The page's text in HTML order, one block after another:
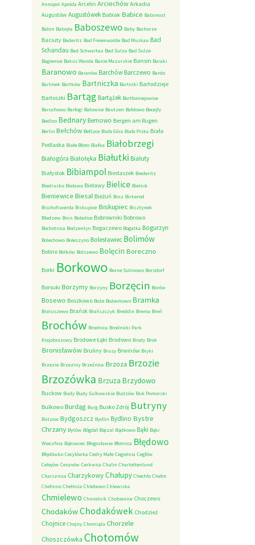
Annopol Apolda Arcelin Arciechów Arkadia
Augustów Augustówek Babiak Babice Babimost
Babin Babięta Baboszewo Baby Bachorze
Baciuty Baderitz Bad Freienwalde Bad Muskau Bad
Schandau Bad Schwartau Bad Sulza Bad Sulze
Bagienice Bakus Wanda Banie Mazurskie Bansin Baraki
Baranowo Baranów BarchówBarczewo Bardo
Barlinek Bartków Bartniczka Bartniki Bartodzieje
Bartoszki Bartąg Bartążek Bartłomiejowice
Baruchowo Barłogi Batowice Bautzen Bałdowo Becejły
Bedlno BednaryBemowo Bergen am Rugen
Berlin Bełchów Bełżyce Biała Góra Biała Piska Biała
Podlaska Białe Błoto Białka Białobrzegi
Białogóra Białołęka Białutki Białuty
Białystok Bibiampol Biedaszek Biederitz
Biedrusko Bielawa Bielawy Bielice Bielnik
Bieniewice Biesal Bieżuń Binz Birkerod
Bischofswerda Biskupice Biskupiec Bisztynek
Bledzew Bnin Bobolice Bobrowniki Bobrowo
Bochotnica Bodzentyn Bogaczewo Bogatka Bogurzyn
Bolechowo Boleszyno Bolesławiec Bolimów
Bolino Bolków Bolszewo Bolęcin Boreczno
Borki Borkowo Borne Sulinowo Borsdorf
Borsuki Borzymy Borzyny Borzęcin Borów
Bosewo Boszkowo Boże Bożenkowo Bramka
Bratuszewo Brańsk Brańszczyk Breddin Brema Breń
Brochów Brodnica Brodnicki Park
Krajobrazowy Brodowe Łąki Brodowo Brody Brok
Bronisławów Bruliny Brusy Brwinów Bryki
Brzezie Brzeziny Brzeźnica Brzoza Brzozie
Brzozówka Brzuza Brzydowo
Buckow Budy Budy Sulkowskie Budzów Buk Pomorski
Bulkowo Burdąg Burg Busko Zdrój Butryny
Butzow Bydgoszcz Bydlin Bydlino Bystre
Chrzany Bytów Bógdał Bączal Bądkowo Bąki Bąki
Wieczfnia Bąkowiec Błogosławie Błotnica Błędowo
Błędówko Cecylówka Cedry Małe Cegielnia Cegłów
Celejów Ceranów Cerkwica Chalin Charlottenlund
Charsznica CharzykowyChałupy Chechło Chełm
Chełmno Chełmża Chlebowo Chlewiska
Chmielewo Chmielnik Chobienice Choczewo
ChodakówChodakówek Chodzież
Chojnice Chojny Chomiąża Chorzele
Choszczówka Chotomów